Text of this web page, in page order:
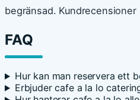
begränsad.
FAQ
Hur kan man reservera ett
Erbjuder cafe a la lo